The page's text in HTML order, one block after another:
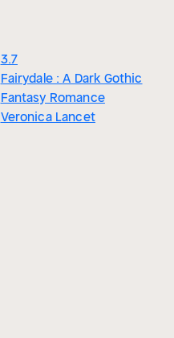
3.7
Fairydale : A Dark Gothic
Fantasy Romance
Veronica Lancet